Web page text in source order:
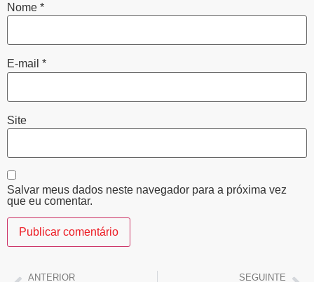
Nome *
E-mail *
Site
Salvar meus dados neste navegador para a próxima vez
que eu comentar.
ANTERIOR SEGUINTE